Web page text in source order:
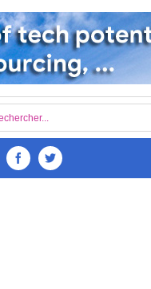
startup numérique à